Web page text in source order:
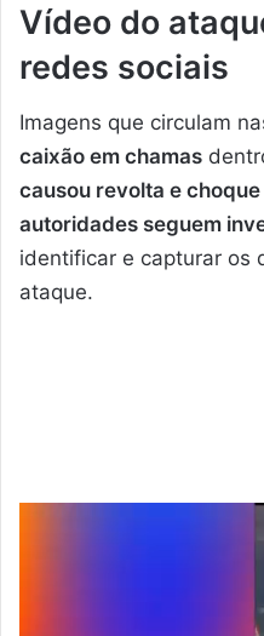
Vídeo do
redes sociais
Imagens que circulam
caixão em chamas
causou revolta e choque
autoridades seguem
identificar e capturar os
ataque.